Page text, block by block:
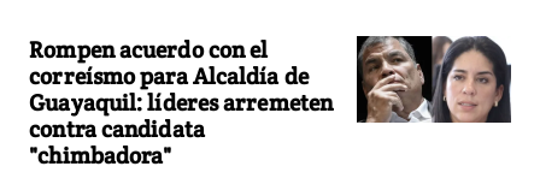
Rompen acuerdo con el
correísmo para Alcaldía de
Guayaquil: líderes arremeten
contra candidata
"chimbadora"